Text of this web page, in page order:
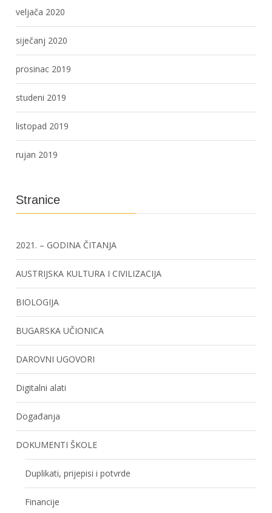
veljača 2020
siječanj 2020
prosinac 2019
studeni 2019
listopad 2019
rujan 2019
Stranice
2021. – GODINA ČITANJA
AUSTRIJSKA KULTURA I CIVILIZACIJA
BIOLOGIJA
BUGARSKA UČIONICA
DAROVNI UGOVORI
Digitalni alati
Događanja
DOKUMENTI ŠKOLE
Duplikati, prijepisi i potvrde
Financije